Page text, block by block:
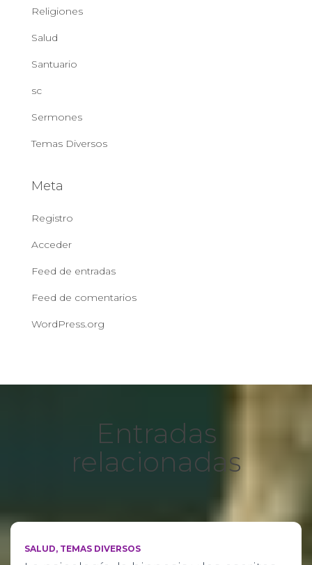
Religiones
Salud
Santuario
sc
Sermones
Temas Diversos
Meta
Registro
Acceder
Feed de entradas
Feed de comentarios
WordPress.org
Entradas
relacionadas
SALUD TEMAS DIVERSOS